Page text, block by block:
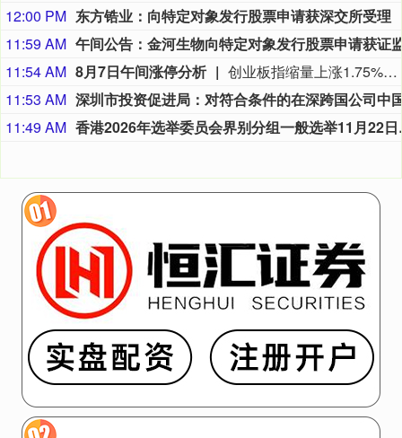
12:00 PM 东方锆业：向特定对象发行股票申请获深交所受理
11:59 AM
11:54 AM 8月7日午间涨停分析
创业板指缩量上涨1.75%，医药、算力硬件股持续爆发。宝鼎科技、云南锗业、汇绿生态、沃格光电、百花医药均4连板，一图看懂>>
11:53 AM
11:49 AM
香港